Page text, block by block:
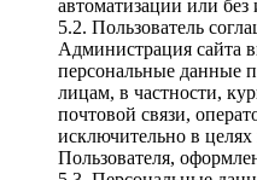
автоматизации или без
5.2. Пользователь
Администрация сайта
персональные данные
лицам, в частности,
почтовой связи,
исключительно в целях
Пользователя,